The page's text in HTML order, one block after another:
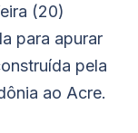
(20)
para apurar
pela
ao Acre.